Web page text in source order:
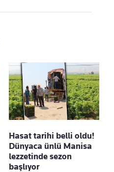
Hasat tarihi belli oldu!
Dünyaca ünlü Manisa
lezzetinde sezon
başlıyor